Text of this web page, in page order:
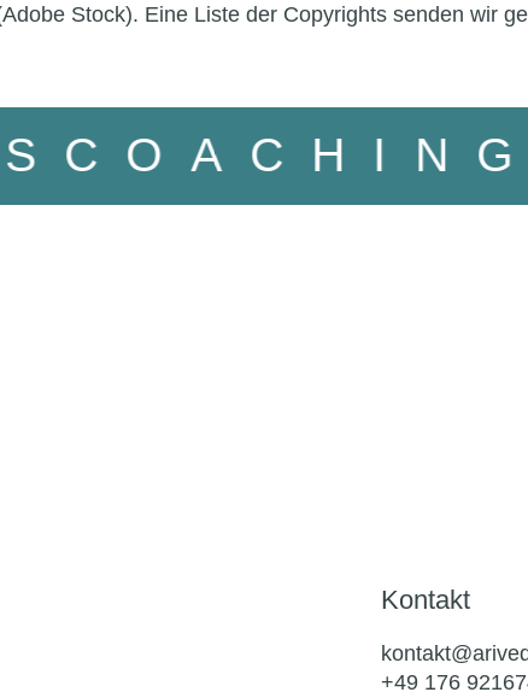
Stock). Eine Liste der Copyrights senden wir
Kontakt
+49 176